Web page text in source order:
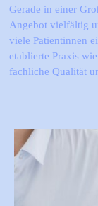
Gerade in einer
Angebot vielfältig
viele Patientinnen
etablierte Praxis
fachliche Qualität